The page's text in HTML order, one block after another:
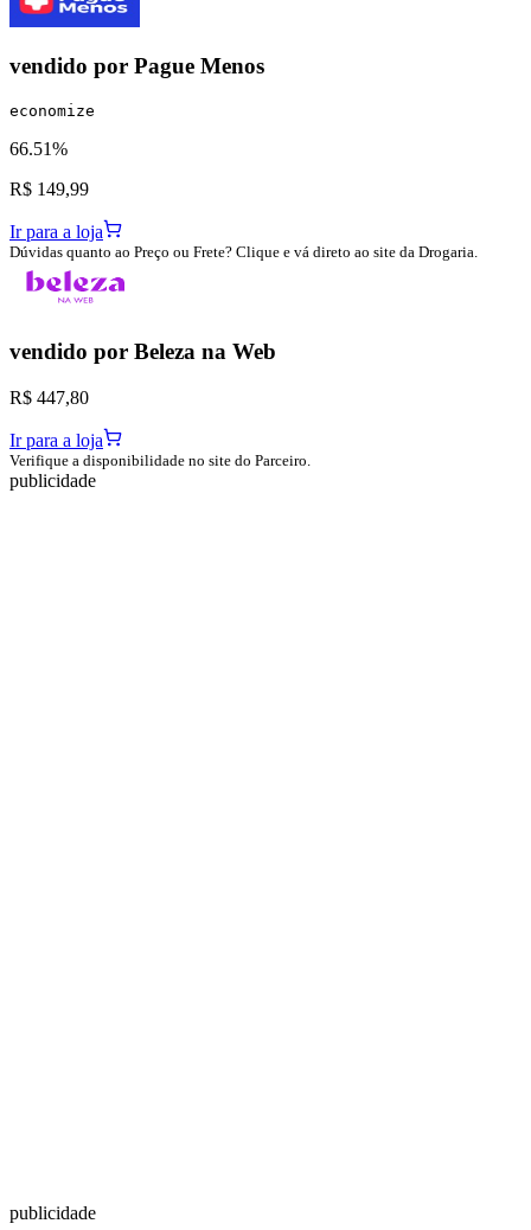
vendido por Pague Menos
economize
66.51%
R$ 149,99
Ir para a loja
Dúvidas quanto ao Preço ou Frete? Clique e vá direto ao site da Drogaria.
vendido por Beleza na Web
R$ 447,80
Ir para a loja
Verifique a disponibilidade no site do Parceiro.
publicidade
publicidade